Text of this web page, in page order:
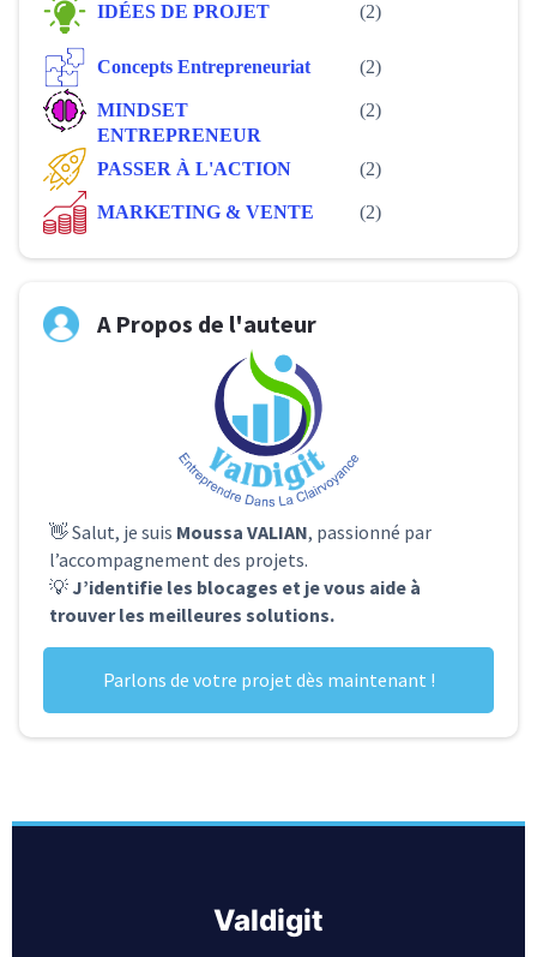
IDÉES DE PROJET (2)
Concepts Entrepreneuriat (2)
MINDSET
ENTREPRENEUR
(2)
PASSER À L'ACTION (2)
MARKETING & VENTE (2)
A Propos de l'auteur
👋 Salut, je suis Moussa VALIAN, passionné par
l’accompagnement des projets.
💡 J’identifie les blocages et je vous aide à
trouver les meilleures solutions.
Parlons de votre projet dès maintenant !
valdigit